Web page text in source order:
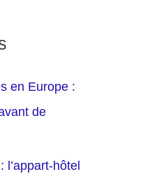
en Europe :
de
l’appart-hôtel